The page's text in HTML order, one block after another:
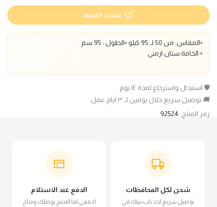
نفدت الكمية
▫️المقاس: من 50 لـ 95 كيلو ▫️الطول : 95 سم
▫️ الخامة:ستان ارمني
🛡️ استبدال واسترجاع لمدة ١٤ يوم
🚚 توصيل سريع خلال يومين لـ ٣ ايام عمل
رمز المنتج: 92524
شحن لكل المحافظات
توصيل سريع لحد باب بيتك في
الدفع عند الاستلام
ادفعي لما المنتج يوصلك ومتاح